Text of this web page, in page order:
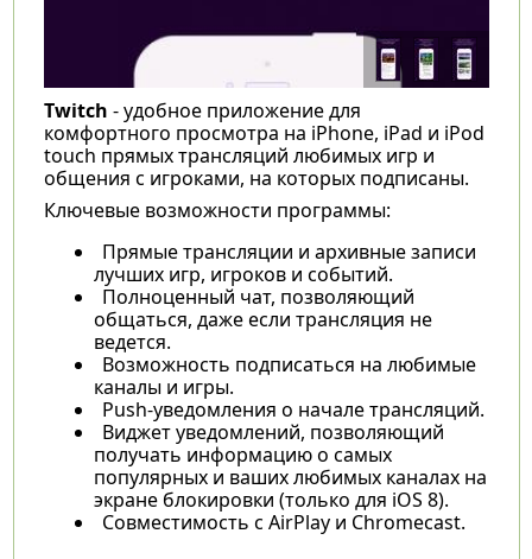
Twitch - удобное приложение для
комфортного просмотра на iPhone, iPad и iPod
touch прямых трансляций любимых игр и
общения с игроками, на которых подписаны.
Ключевые возможности программы:
Прямые трансляции и архивные записи
лучших игр, игроков и событий.
Полноценный чат, позволяющий
общаться, даже если трансляция не
ведется.
Возможность подписаться на любимые
каналы и игры.
Push-уведомления о начале трансляций.
Виджет уведомлений, позволяющий
получать информацию о самых
популярных и ваших любимых каналах на
экране блокировки (только для iOS 8).
Совместимость с AirPlay и Chromecast.